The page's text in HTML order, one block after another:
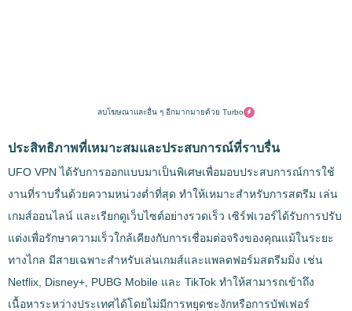
ลบโฆษณาและอื่น ๆ อีกมากมายด้วย Turbo
ประสิทธิภาพที่เหมาะสมและประสบการณ์ที่ราบรื่น
UFO VPN ได้รับการออกแบบมาเป็นพิเศษเพื่อมอบประสบการณ์การใช้
งานที่ราบรื่นด้วยความหน่วงต่ำที่สุด ทำให้เหมาะสำหรับการสตรีม เล่น
เกมส์ออนไลน์ และเรียกดูเว็บไซต์อย่างรวดเร็ว เซิร์ฟเวอร์ได้รับการปรับ
แต่งเพื่อรักษาความเร็วใกล้เคียงกับการเชื่อมต่อจริงของคุณแม้ในระยะ
ทางไกล มีสายเฉพาะสำหรับเล่นเกมส์และแพลตฟอร์มสตรีมมิ่ง เช่น
Netflix, Disney+, PUBG Mobile และ TikTok ทำให้สามารถเข้าถึง
เนื้อหาระหว่างประเทศได้โดยไม่มีการหยุดชะงักหรือการบัฟเฟอร์